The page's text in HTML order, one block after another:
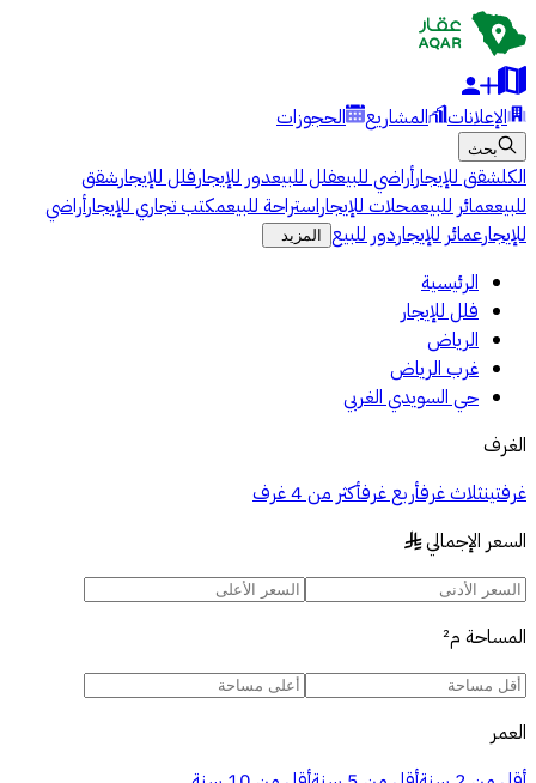
الإعلانات المشاريع الحجوزات
بحث
الكلشقق للإيجارأراضي للبيعفلل للبيعدور للإيجارفلل للإيجارشقق
للبيععمائر للبيعمحلات للإيجاراستراحة للبيعمكتب تجاري للإيجارأراضي
للإيجارعمائر للإيجاردور للبيع المزيد
الرئيسية
فلل للإيجار
الرياض
غرب الرياض
حي السويدي الغربي
الغرف
غرفتينثلاث غرفأربع غرفأكثر من 4 غرف
السعر الإجمالي §
المساحة م²
العمر